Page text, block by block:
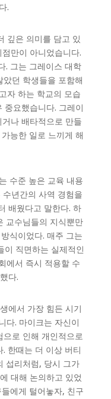
.
깊은 의미를 담고 있
만이 아니었습니다.
. 그는 그레이스 대학
던 학생들을 포함해
자 하는 학교의 모습
중요했습니다. 그레이
나 배타적으로 만들
능한 일로 느끼게 해
수준 높은 교육 내용
년간의 사역 경험을
배웠다고 말한다. 하
교수님들의 지식뿐만
식이었다. 매주 그는
이 직면하는 실제적인
에서 즉시 적용할 수
다.
에서 가장 힘든 시기
다. 마이크는 자신이
로 인해 개인적으로
한때는 더 이상 버티
섭리처럼, 당시 그가
대해 논의하고 있었
에게 털어놓자, 친구